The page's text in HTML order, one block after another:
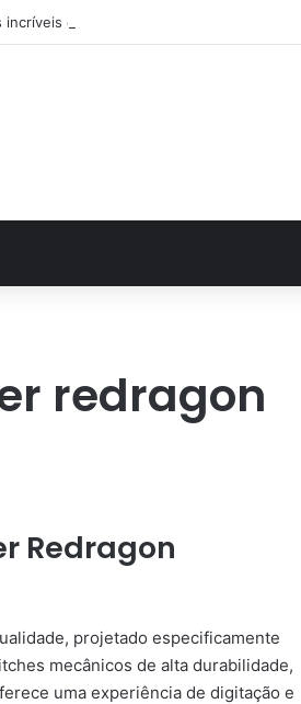
em eletrônicos
redragon
Redragon
projetado especificamente
mecânicos de alta durabilidade,
uma experiência de digitação e